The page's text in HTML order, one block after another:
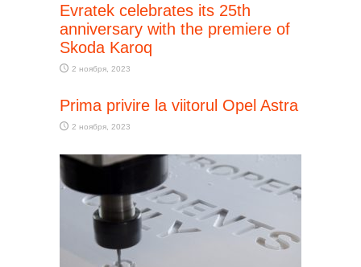
Evratek celebrates its 25th
anniversary with the premiere of
Skoda Karoq
2 ноября, 2023
Prima privire la viitorul Opel Astra
2 ноября, 2023